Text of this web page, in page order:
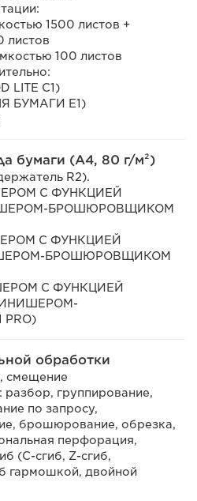
1500 листов +
листов
100 листов
LITE C1)
БУМАГИ E1)
бумаги (A4, 80 г/м²)
R2).
С ФУНКЦИЕЙ
БРОШЮРОВЩИКОМ
С ФУНКЦИЕЙ
БРОШЮРОВЩИКОМ
С ФУНКЦИЕЙ
обработки
смещение
группирование,
по запросу,
брошюрование, обрезка,
перфорация,
(C-сгиб, Z-сгиб,
гармошкой, двойной